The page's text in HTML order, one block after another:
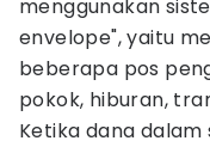
menggunakan
envelope", yaitu
beberapa pos
pokok, hiburan,
Ketika dana